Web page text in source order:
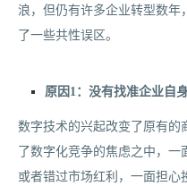
浪，但仍有许多企业转型数
了一些共性误区。
原因1：没有找准企业自
数字技术的兴起改变了原有的
了数字化竞争的焦虑之中，
或者错过市场红利，一面担心